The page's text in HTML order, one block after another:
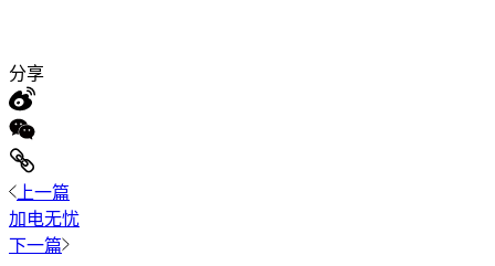
分享
上一篇
加电无忧
下一篇